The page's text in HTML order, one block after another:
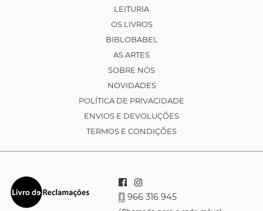
LEITURIA
OS LIVROS
BIBLOBABEL
AS ARTES
SOBRE NÓS
NOVIDADES
POLÍTICA DE PRIVACIDADE
ENVIOS E DEVOLUÇÕES
TERMOS E CONDIÇÕES
966 316 945